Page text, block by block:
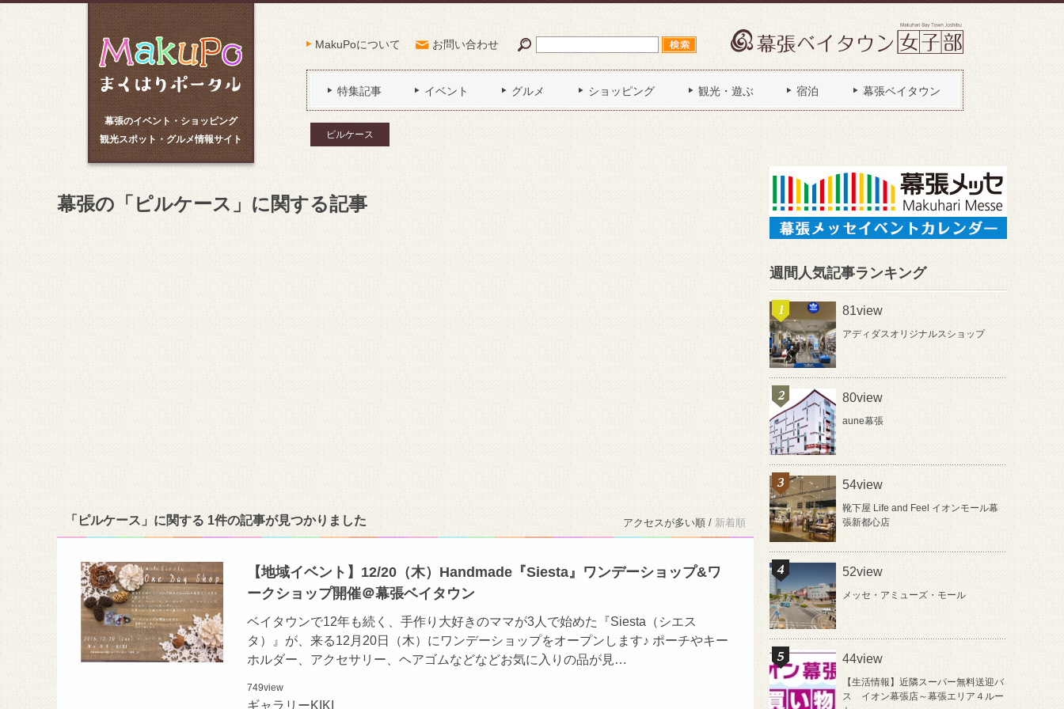
幕張のイベント・ショッピング
観光スポット・グルメ情報サイト
MakuPoについて お問い合わせ
特集記事 イベント グルメ ショッピング 観光・遊ぶ 宿泊 幕張ベイタウン
ピルケース
幕張の「ピルケース」に関する記事
「ピルケース」に関する 1件の記事が見つかりました アクセスが多い順 / 新着順
【地域イベント】12/20（木）Handmade『Siesta』ワンデーショップ&ワ
ークショップ開催＠幕張ベイタウン
ベイタウンで12年も続く、手作り大好きのママが3人で始めた『Siesta（シエス
タ）』が、来る12月20日（木）にワンデーショップをオープンします♪ ポーチやキー
ホルダー、アクセサリー、ヘアゴムなどなどお気に入りの品が見…
749view
ギャラリーKIKI
週間人気記事ランキング
81view
アディダスオリジナルスショップ
80view
aune幕張
54view
靴下屋 Life and Feel イオンモール幕
張新都心店
52view
メッセ・アミューズ・モール
44view
【生活情報】近隣スーパー無料送迎バ
ス イオン幕張店～幕張エリア４ルー